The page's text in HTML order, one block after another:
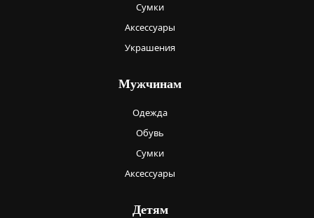
Сумки
Аксессуары
Украшения
Мужчинам
Одежда
Обувь
Сумки
Аксессуары
Детям